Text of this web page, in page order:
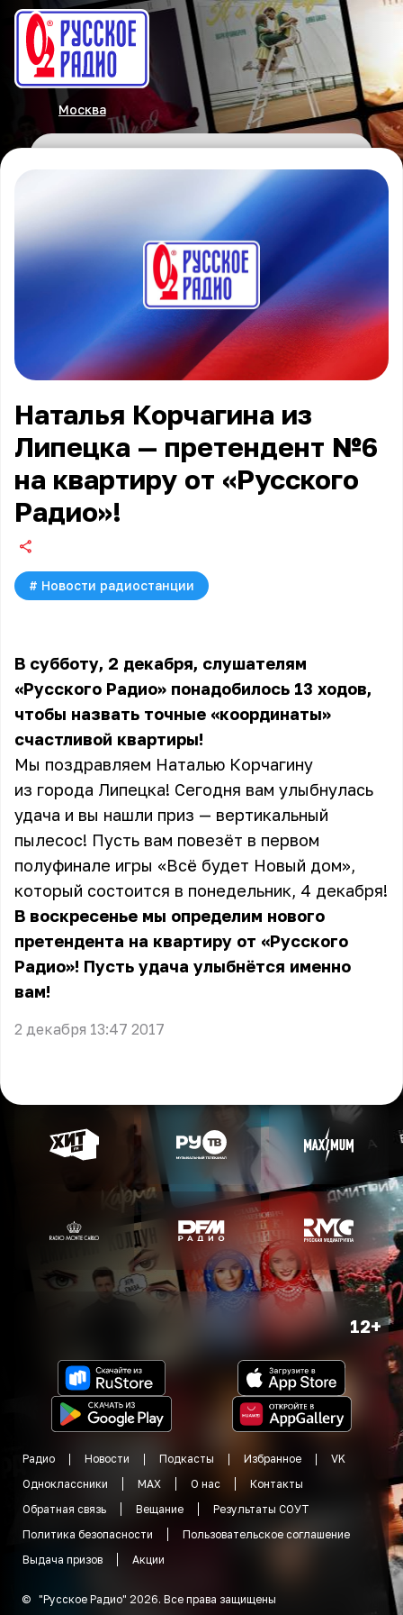
Москва
Наталья Корчагина из
Липецка — претендент №6
на квартиру от «Русского
Радио»!
# Новости радиостанции
В субботу, 2 декабря, слушателям
«Русского Радио» понадобилось 13 ходов,
чтобы назвать точные «координаты»
счастливой квартиры!
Мы поздравляем Наталью Корчагину
из города Липецка! Сегодня вам улыбнулась
удача и вы нашли приз — вертикальный
пылесос! Пусть вам повезёт в первом
полуфинале игры «Всё будет Новый дом»,
который состоится в понедельник, 4 декабря!
В воскресенье мы определим нового
претендента на квартиру от «Русского
Радио»! Пусть удача улыбнётся именно
вам!
2 декабря 13:47 2017
12+
Радио Новости Подкасты Избранное
VK
Одноклассники
MAX О нас
Контакты
Обратная связь
Вещание
Результаты СОУТ
Политика безопасности
Пользовательское соглашение
Выдача призов
Акции
© "Русское Радио" 2026. Все права защищены